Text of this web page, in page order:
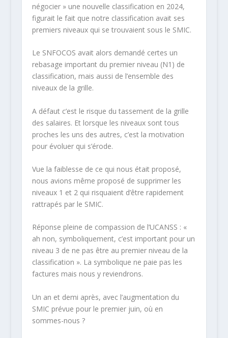
négocier » une nouvelle classification en 2024,
figurait le fait que notre classification avait ses
premiers niveaux qui se trouvaient sous le SMIC.
Le SNFOCOS avait alors demandé certes un
rebasage important du premier niveau (N1) de
classification, mais aussi de l’ensemble des
niveaux de la grille.
A défaut c’est le risque du tassement de la grille
des salaires. Et lorsque les niveaux sont tous
proches les uns des autres, c’est la motivation
pour évoluer qui s’érode.
Vue la faiblesse de ce qui nous était proposé,
nous avions même proposé de supprimer les
niveaux 1 et 2 qui risquaient d’être rapidement
rattrapés par le SMIC.
Réponse pleine de compassion de l’UCANSS : «
ah non, symboliquement, c’est important pour un
niveau 3 de ne pas être au premier niveau de la
classification ». La symbolique ne paie pas les
factures mais nous y reviendrons.
Un an et demi après, avec l’augmentation du
SMIC prévue pour le premier juin, où en
sommes-nous ?